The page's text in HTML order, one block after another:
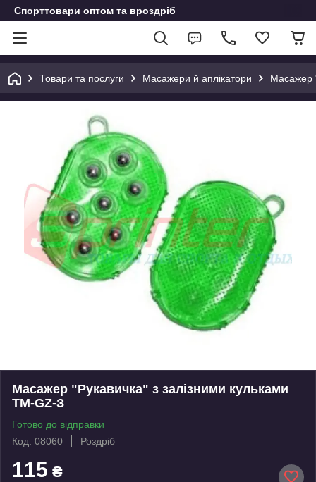
Спорттовари оптом та вроздріб
Товари та послуги Масажери й аплікатори Масажер
Масажер "Рукавичка" з залізними кульками
TM-GZ-З
Готово до відправки
Код: 08060
Роздріб
115 ₴